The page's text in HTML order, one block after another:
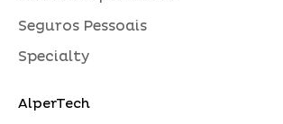
Seguros Pessoais
Specialty
AlperTech